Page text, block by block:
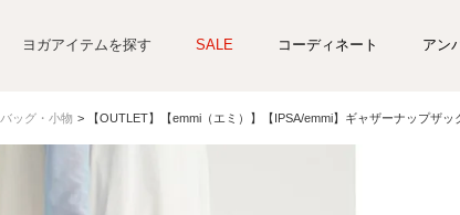
ヨガアイテムを探す SALE コーディネート アン
バッグ・小物 【OUTLET】【emmi（エミ）】【IPSA/emmi】ギャザーナップザッ